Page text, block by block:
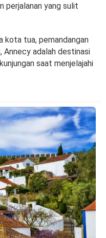
perjalanan yang sulit
kota tua, pemandangan
Annecy adalah destinasi
saat menjelajahi